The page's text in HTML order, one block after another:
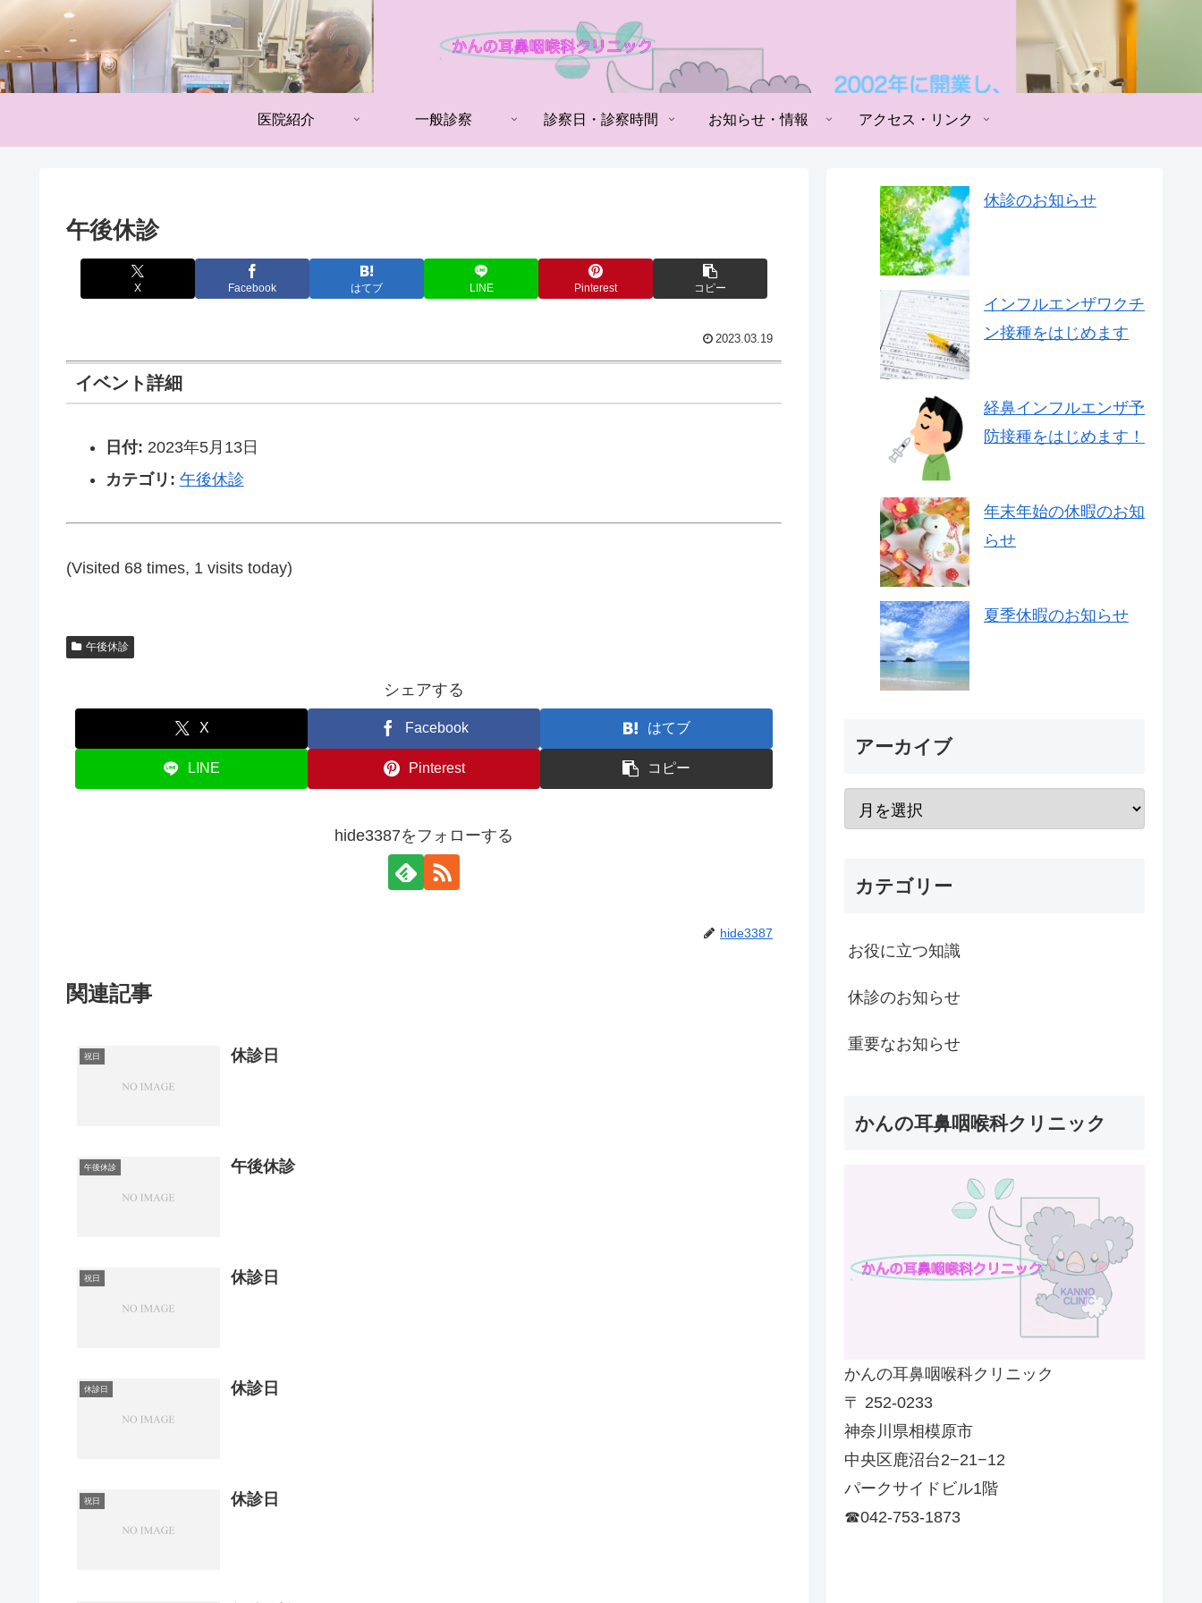
医院紹介 一般診察 診察日・診察時間 お知らせ・情報 アクセス・リンク
午後休診
X Facebook はてブ LINE Pinterest コピー
2023.03.19
イベント詳細
日付: 2023年5月13日
カテゴリ: 午後休診
(Visited 68 times, 1 visits today)
午後休診
シェアする
X Facebook はてブ
LINE Pinterest コピー
hide3387をフォローする
hide3387
関連記事
祝日 休診日
午後休診 午後休診
祝日 休診日
休診日 休診日
祝日 休診日
休診のお知らせ
インフルエンザワクチ
ン接種をはじめます
経鼻インフルエンザ予
防接種をはじめます！
年末年始の休暇のお知
らせ
夏季休暇のお知らせ
アーカイブ
カテゴリー
お役に立つ知識
休診のお知らせ
重要なお知らせ
かんの耳鼻咽喉科クリニック
かんの耳鼻咽喉科クリニック
〒 252-0233
神奈川県相模原市
中央区鹿沼台2−21−12
パークサイドビル1階
☎042-753-1873